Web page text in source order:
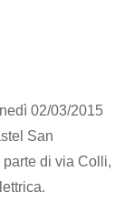
02/03/2015
San
parte di via Colli,